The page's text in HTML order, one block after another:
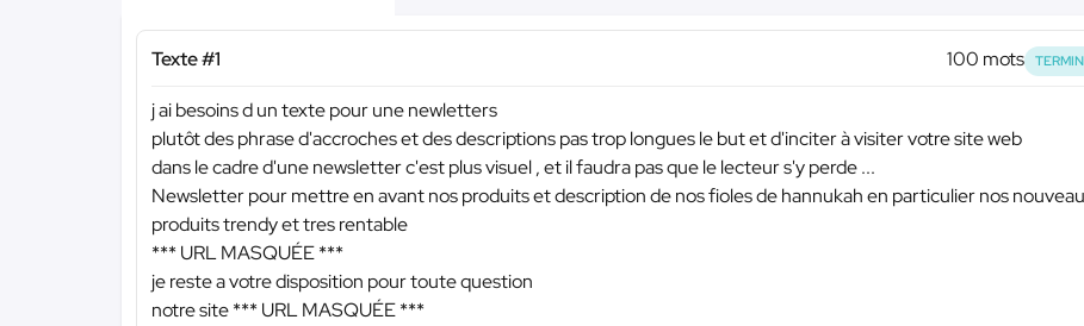
Texte #1 100 mots
j ai besoins d un texte pour une newletters
plutôt des phrase d'accroches et des descriptions pas trop longues le but et d'inciter à visiter votre site web
dans le cadre d'une newsletter c'est plus visuel , et il faudra pas que le lecteur s'y perde ...
Newsletter pour mettre en avant nos produits et description de nos fioles de hannukah en particulier nos
produits trendy et tres rentable
*** URL MASQUÉE ***
je reste a votre disposition pour toute question
notre site*** URL MASQUÉE ***